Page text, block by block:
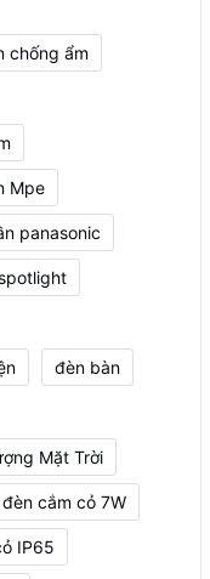
chống ẩm
Mpe
panasonic
đèn bàn
Mặt Trời
đèn cắm cỏ 7W
IP65